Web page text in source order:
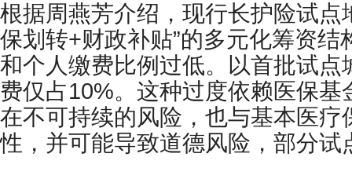
根据周燕芳介绍，现行长护险试点
保划转+财政补贴”的多元化筹资
和个人缴费比例过低。以首批试
费仅占10%。这种过度依赖医保
在不可持续的风险，也与基本医
性，并可能导致道德风险，部分